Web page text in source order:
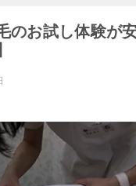
のお試し体験が